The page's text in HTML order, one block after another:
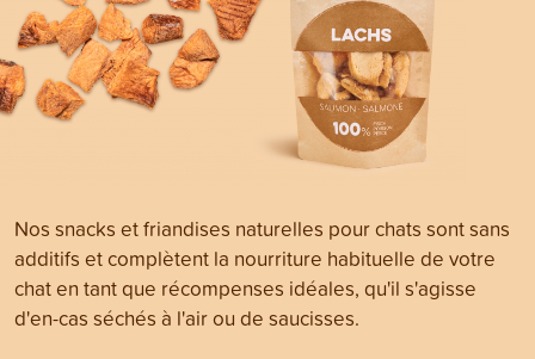
Nos snacks et friandises naturelles pour chats sont sans
additifs et complètent la nourriture habituelle de votre
chat en tant que récompenses idéales, qu'il s'agisse
d'en-cas séchés à l'air ou de saucisses.